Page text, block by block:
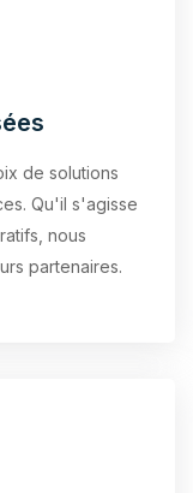
de solutions
Qu'il s'agisse
nous
partenaires.